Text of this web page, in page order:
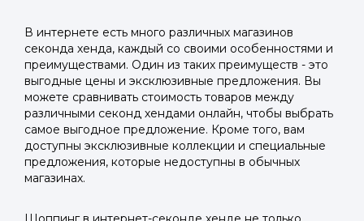
В интернете есть много различных магазинов
секонда хенда, каждый со своими особенностями и
преимуществами. Один из таких преимуществ - это
выгодные цены и эксклюзивные предложения. Вы
можете сравнивать стоимость товаров между
различными секонд хендами онлайн, чтобы выбрать
самое выгодное предложение. Кроме того, вам
доступны эксклюзивные коллекции и специальные
предложения, которые недоступны в обычных
магазинах.